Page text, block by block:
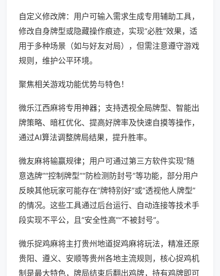
自定义修改牌：用户可输入需求生成专用辅助工具，
修改自身牌型或隐藏操作痕迹，实现“必胜”效果，适
用于多种场景（如与好友对局），但需注意遵守游戏
规则，维护公平环境。
聚焦相关游戏功能优势与特色！
微乐江西麻将专用神器；支持透视全局牌型、智能出
牌策略、暗杠优化、提高好牌率及快速自摸等操作，
通过AI算法调整牌局结果，提升胜率。
微友麻将输赢规律；用户可通过第三方软件实现“随
意选牌”“控制牌型”“防检测防封号”等功能，部分用户
反映其他玩家可能存在“牌特别好”或“透视他人牌型”
的情况。这些工具通过后台运行、自动连接等技术手
段实现不平公，且“安全性高”“不被封号”。
微乐捉鸡麻将主打贵州地道捉鸡麻将玩法，精准还原
贵阳、遵义、安顺等贵州各地主流规则，核心捉鸡机
制是最大特色，牌局结束后翻出鸡牌，持有鸡牌即可